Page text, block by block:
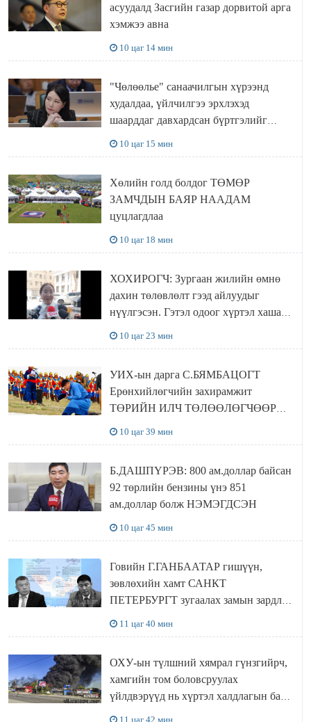
асуудалд Засгийн газар дорвитой арга
хэмжээ авна
10 цаг 14 мин
"Чөлөөлье" санаачилгын хүрээнд
худалдаа, үйлчилгээ эрхлэхэд
шаарддаг давхардсан бүртгэлийг
10 цаг 15 мин
Хөлийн голд болдог ТӨМӨР
ЗАМЧДЫН БАЯР НААДАМ
цуцлагдлаа
10 цаг 18 мин
ХОХИРОГЧ: Зургаан жилийн өмнө
дахин төлөвлөлт гээд айлуудыг
нүүлгэсэн. Гэтэл одоог хүртэл хашаа
10 цаг 23 мин
УИХ-ын дарга С.БЯМБАЦОГТ
Ерөнхийлөгчийн захирамжит
ТӨРИЙН ИЛЧ ТӨЛӨӨЛӨГЧӨӨР
10 цаг 39 мин
Б.ДАШПҮРЭВ: 800 ам.доллар байсан
92 төрлийн бензины үнэ 851
ам.доллар болж НЭМЭГДСЭН
10 цаг 45 мин
Говийн Г.ГАНБААТАР гишүүн,
зөвлөхийн хамт САНКТ
ПЕТЕРБУРГТ зугаалах замын зардлаа
11 цаг 40 мин
ОХУ-ын түлшний хямрал гүнзгийрч,
хамгийн том боловсруулах
үйлдвэрүүд нь хүртэл халдлагын бай
11 цаг 42 мин